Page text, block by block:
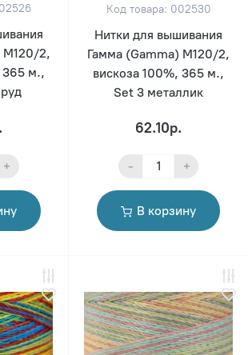
M120/2,
365 м.,
+
Код товара: 002530
Нитки для вышивания
Гамма (Gamma) M120/2,
вискоза 100%, 365 м.,
Set 3 металлик
62.10р.
- +
В корзину